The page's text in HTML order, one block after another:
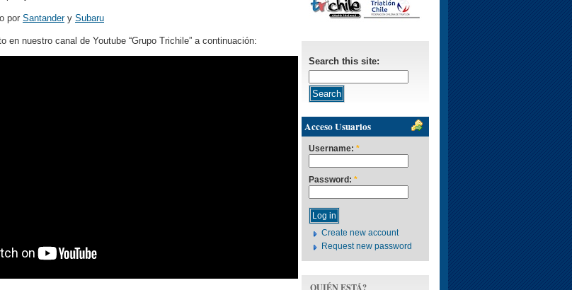
por Santandery Subaru
en nuestro canal de Youtube “Grupo Trichile” a continuación:
Search this site:
Acceso Usuarios
Username: *
Password: *
Create new account
Request new password
QUIÉN ESTÁ?